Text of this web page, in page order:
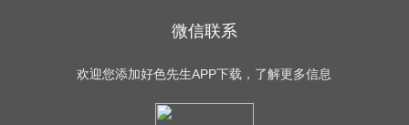
微信联系
欢迎您添加好色先生APP下载，了解更多信息